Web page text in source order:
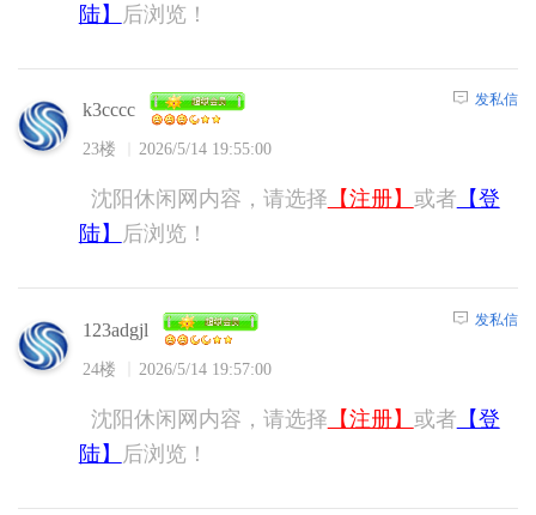
陆】
后浏览！
k3cccc
23楼 2026/5/14 19:55:00
发私信
沈阳休闲网内容，请选择 【注册】 或者 【登
陆】
后浏览！
123adgjl
24楼 2026/5/14 19:57:00
发私信
沈阳休闲网内容，请选择 【注册】 或者 【登
陆】
后浏览！